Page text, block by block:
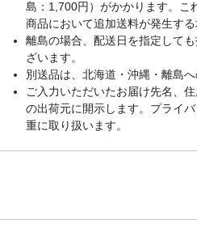
島：1,700円）がかかります。こ
商品において追加送料が発生する
離島の場合、配送日を指定して
ざいます。
別送品は、北海道・沖縄・離島へ
ご入力いただいたお届け先名、
の出荷元に開示します。プライ
重に取り扱います。